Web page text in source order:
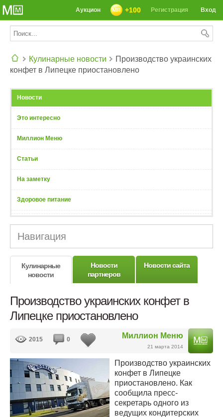
Вход
Регистрация
+100
Аукцион
Кулинарные новости
Производство украинских
конфет в Липецке приостановлено
Новости
Это интересно
Миллион Меню
Статьи
На заметку
Здоровое питание
Навигация
Кулинарные
новости
Новости
партнеров
Новости сайта
Производство украинских конфет в
Липецке приостановлено
Миллион Меню
21 марта 2014
2015 0
Производство украинских
конфет в Липецке
приостановлено. Как
сообщила пресс-
секретарь одного из
ведущих кондитерских